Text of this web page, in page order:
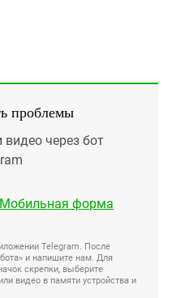
проблемы
через бот
Мобильная форма
Telegram. После
и напишите нам. Для
скрепки, выберите
видео в памяти устройства и